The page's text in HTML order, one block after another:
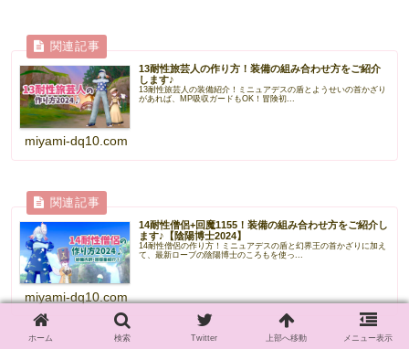
13耐性旅芸人の作り方！装備の組み合わせ方をご紹介
します♪
13耐性旅芸人の装備紹介！ミニュアデスの盾とようせいの首かざり
があれば、MP吸収ガードもOK！冒険初...
miyami-dq10.com
14耐性僧侶+回魔1155！装備の組み合わせ方をご紹介し
ます♪【陰陽博士2024】
14耐性僧侶の作り方！ミニュアデスの盾と幻界王の首かざりに加え
て、最新ローブの陰陽博士のころもを使っ...
miyami-dq10.com
ホーム 検索 Twitter 上部へ移動 メニュー表示